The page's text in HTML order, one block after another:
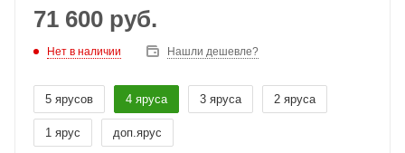
71 600 руб.
Нет в наличии Нашли дешевле?
5 ярусов 4 яруса 3 яруса 2 яруса
1 ярус доп.ярус